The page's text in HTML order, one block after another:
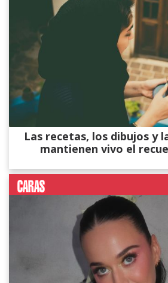
Las recetas, los dibujos y
mantienen vivo el